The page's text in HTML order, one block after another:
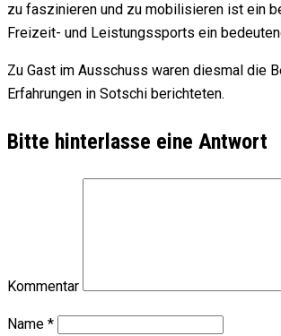
zu faszinieren und zu mobilisieren ist ein
Freizeit- und Leistungssports ein
Zu Gast im Ausschuss waren diesmal die
Erfahrungen in Sotschi berichteten.
Bitte hinterlasse eine Antwort
Kommentar
Name *